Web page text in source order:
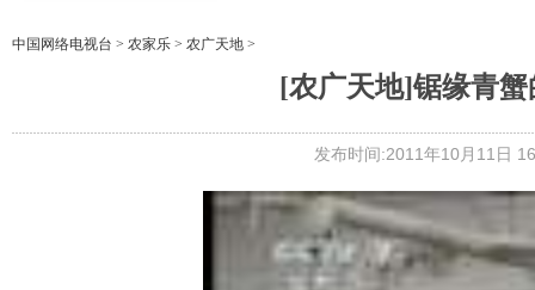
中国网络电视台 > 农家乐 > 农广天地 >
[农广天地]锯缘青蟹
发布时间:2011年10月11日